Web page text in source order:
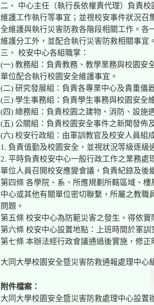
二、 中心主任（執行長依權責代理）負責
維護工作執行等事宜；並視校安事件狀況召
全維護與執行災害防救各階段相關工作。各
維護分工外，並配合執行災害防救相關事宜。
三、 校安中心各組職掌：
(一) 教務組：負責教務、教學業務與校園安
單位配合執行校園安全維護事宜。
(二) 研究發展組：負責各專業中心及貴重儀
(三) 學生事務組：負責學生事務與校園安全
(四) 總務組：負責校園之建物、消防、設施
(五) 公關組：負責校園安全事件之新聞發佈
(六) 校安行政組：由軍訓教官及校安人員組
1. 負責值勤及校園安全，並視狀況等級逐
2. 平時負責校安中心一般行政工作之業務
單位人員召開校安應變會議，負責紀錄及後
第四條 各學院、系、所應規劃所轄區域、
中心或其他有關單位密切聯繫，所屬之教職
問題。
第五條 校安中心為防範災害之發生，得依
第六條 校安中心設置地點：上班時間於軍
第七條 本辦法經行政會議通過後實施，修正
大同大學校園安全暨災害防救通報處理中心
附件檔案：
大同大學校園安全暨災害防救處理中心設置